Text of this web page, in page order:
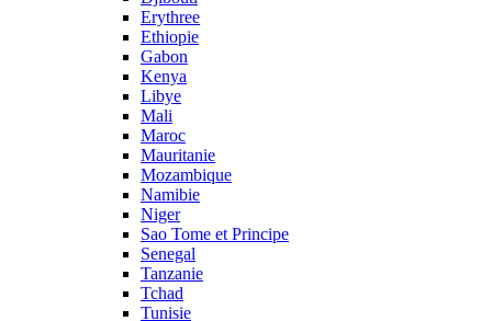
Erythree
Ethiopie
Gabon
Kenya
Libye
Mali
Maroc
Mauritanie
Mozambique
Namibie
Niger
Sao Tome et Principe
Senegal
Tanzanie
Tchad
Tunisie